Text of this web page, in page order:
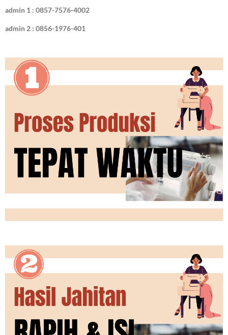
admin 1 : 0857-7576-4002
admin 2 : 0856-1976-401